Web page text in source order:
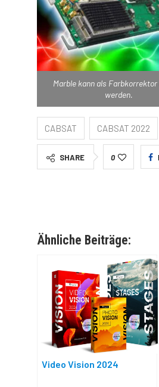
Marble kann als
werden.
CABSAT CABSAT 2022
SHARE 0
Ähnliche Beiträge:
Video Vision 2024